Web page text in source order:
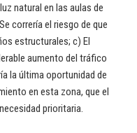
natural en las aulas de
correría el riesgo de que
estructurales; c) El
aumento del tráfico
la última oportunidad de
en esta zona, que el
prioritaria.